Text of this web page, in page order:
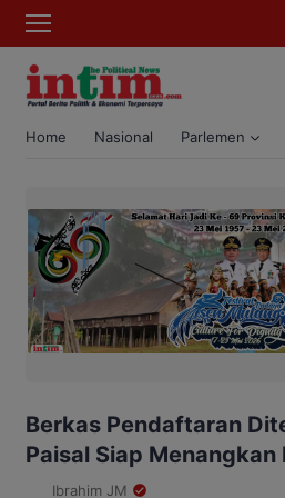
Home Nasional Parlemen
Berkas Pendaftaran
Paisal Siap Menangkan
Ibrahim JM